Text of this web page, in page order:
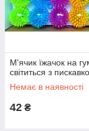
М'ячик їжачок на
світиться з
Немає в наявності
42 ₴